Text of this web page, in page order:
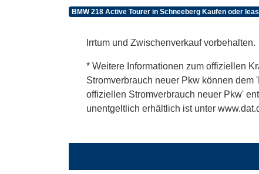
BMW 218 Active Tourer in Schneeberg Kaufen oder
Irrtum und Zwischenverkauf vorbehalten.
* Weitere Informationen zum offiziellen
Stromverbrauch neuer Pkw können
offiziellen Stromverbrauch neuer Pkw'
unentgeltlich erhältlich ist unter